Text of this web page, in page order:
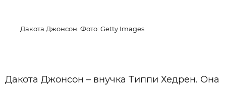
Дакота Джонсон. Фото: Getty Images
Дакота Джонсон – внучка Типпи Хедрен. Она